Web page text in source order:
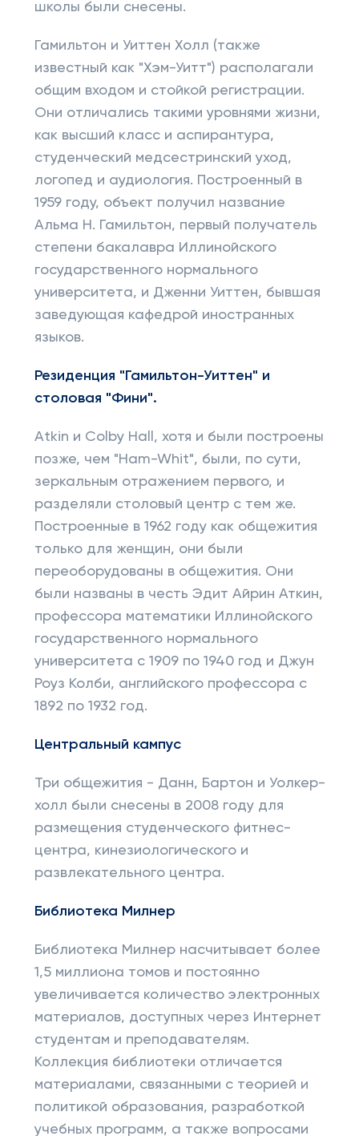
школы были снесены.
Гамильтон и Уиттен Холл (также
известный как "Хэм-Уитт") располагали
общим входом и стойкой регистрации.
Они отличались такими уровнями жизни,
как высший класс и аспирантура,
студенческий медсестринский уход,
логопед и аудиология. Построенный в
1959 году, объект получил название
Альма H. Гамильтон, первый получатель
степени бакалавра Иллинойского
государственного нормального
университета, и Дженни Уиттен, бывшая
заведующая кафедрой иностранных
языков.
Резиденция "Гамильтон-Уиттен" и
столовая "Фини".
Atkin и Colby Hall, хотя и были построены
позже, чем "Ham-Whit", были, по сути,
зеркальным отражением первого, и
разделяли столовый центр с тем же.
Построенные в 1962 году как общежития
только для женщин, они были
переоборудованы в общежития. Они
были названы в честь Эдит Айрин Аткин,
профессора математики Иллинойского
государственного нормального
университета с 1909 по 1940 год и Джун
Роуз Колби, английского профессора с
1892 по 1932 год.
Центральный кампус
Три общежития - Данн, Бартон и Уолкер-
холл были снесены в 2008 году для
размещения студенческого фитнес-
центра, кинезиологического и
развлекательного центра.
Библиотека Милнер
Библиотека Милнер насчитывает более
1,5 миллиона томов и постоянно
увеличивается количество электронных
материалов, доступных через Интернет
студентам и преподавателям.
Коллекция библиотеки отличается
материалами, связанными с теорией и
политикой образования, разработкой
учебных программ, а также вопросами